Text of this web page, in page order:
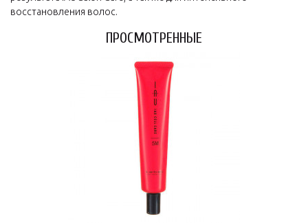
восстановления волос.
ПРОСМОТРЕННЫЕ